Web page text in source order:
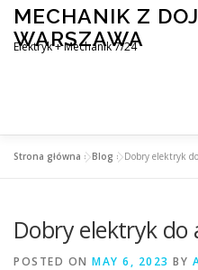
Skip
content
MECHANIK Z
WARSZAWA
Elektryk + Mechanik 7/24
ELEKTRYK
Strona główna »Blog »Dobry elektryk
Dobry elektryk do
POSTED ON MAY 6, 2023 BY